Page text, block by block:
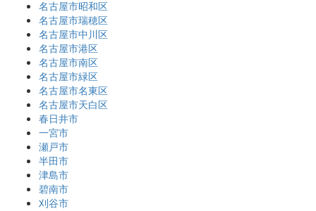
名古屋市昭和区
名古屋市瑞穂区
名古屋市中川区
名古屋市港区
名古屋市南区
名古屋市緑区
名古屋市名東区
名古屋市天白区
春日井市
一宮市
瀬戸市
半田市
津島市
碧南市
刈谷市